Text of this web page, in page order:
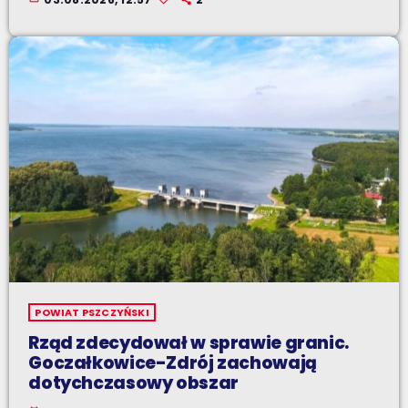
POWIAT PSZCZYŃSKI
Rząd zdecydował w sprawie granic.
Goczałkowice-Zdrój zachowają
dotychczasowy obszar